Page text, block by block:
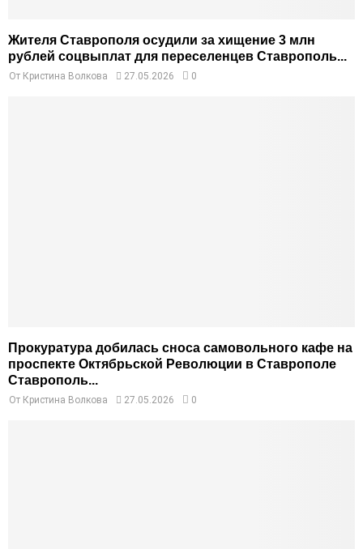
Жителя Ставрополя осудили за хищение 3 млн
рублей соцвыплат для переселенцев Ставрополь...
От Кристина Волкова 27.05.2026 0
Прокуратура добилась сноса самовольного кафе на
проспекте Октябрьской Революции в Ставрополе
Ставрополь...
От Кристина Волкова 27.05.2026 0